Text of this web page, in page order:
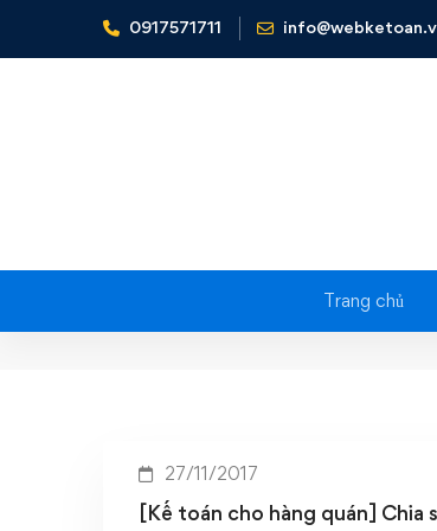
0917571711
Trang chủ
Home [Kế toán cho hàng quán] chia sẻ trải
27/11/2017
[Kế toán cho hàng quán] Chia